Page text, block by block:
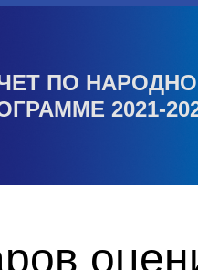
ПО
2021-